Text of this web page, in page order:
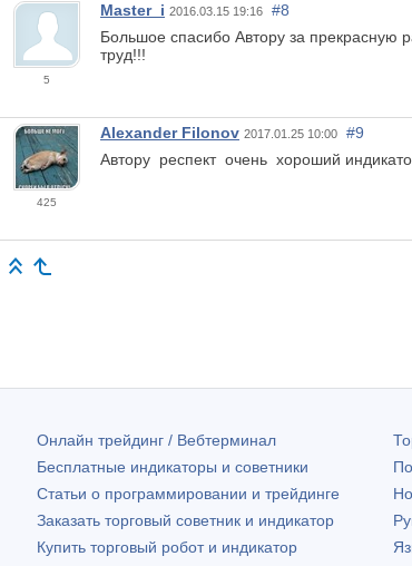
5
Master_i 2016.03.15 19:16
#8
Большое спасибо Автору за прекрасную
труд!!!
425
Alexander Filonov 2017.01.25 10:00
#9
Автору респект очень хороший
Онлайн трейдинг / Вебтерминал
Бесплатные индикаторы и советники
Статьи о программировании и трейдинге
Заказать торговый советник и индикатор
Купить торговый робот и индикатор